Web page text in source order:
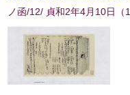
ノ函/12/ 貞和2年4月10日 （